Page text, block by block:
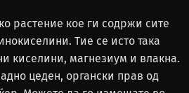
растение кое ги содржи сите
Тие се исто така
киселини, магнезиум и влакна.
цеден, органски прав од